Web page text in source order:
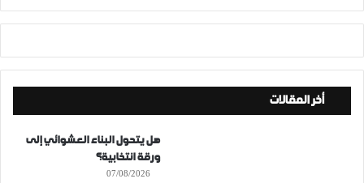
أخر المقالات
هل يتحول البناء العشوائي إلى
ورقة انتخابية؟
07/08/2026